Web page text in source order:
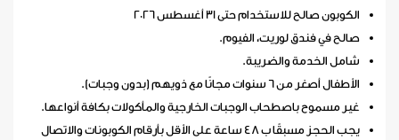
الكوبون صالح للاستخدام حتى 31 أغسطس 2026
صالح في فندق لوريت، الفيوم.
شامل الخدمة والضريبة.
الأطفال أصغر من 6 سنوات مجانًا مع ذويهم (بدون وجبات).
غير مسموح باصطحاب الوجبات الخارجية والمأكولات بكافة أنواعها.
يجب الحجز مسبقًا ب 48 ساعة على الأقل بأرقام الكوبونات والاتصال